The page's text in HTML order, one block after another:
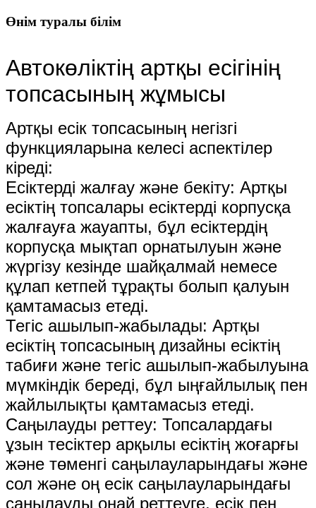
Өнім туралы білім
Автокөліктің артқы есігінің
топсасының жұмысы
Артқы есік топсасының негізгі
функцияларына келесі аспектілер
кіреді:
Есіктерді жалғау және бекіту: Артқы
есіктің топсалары есіктерді корпусқа
жалғауға жауапты, бұл есіктердің
корпусқа мықтап орнатылуын және
жүргізу кезінде шайқалмай немесе
құлап кетпей тұрақты болып қалуын
қамтамасыз етеді.
Тегіс ашылып-жабылады: Артқы
есіктің топсасының дизайны есіктің
табиғи және тегіс ашылып-жабылуына
мүмкіндік береді, бұл ыңғайлылық пен
жайлылықты қамтамасыз етеді.
Саңылауды реттеу: Топсалардағы
ұзын тесіктер арқылы есіктің жоғарғы
және төменгі саңылауларындағы және
сол және оң есік саңылауларындағы
саңылауды оңай реттеуге, есік пен